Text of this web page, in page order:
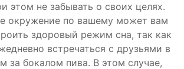
этом не забывать о своих целях.
окружение по вашему может вам
здоровый режим сна, так как
встречаться с друзьями в
за бокалом пива. В этом случае,